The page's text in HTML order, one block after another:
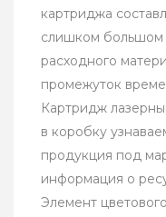
картриджа
слишком большом
расходного
промежуток
Картридж
в коробку
продукция под
информация о
Элемент